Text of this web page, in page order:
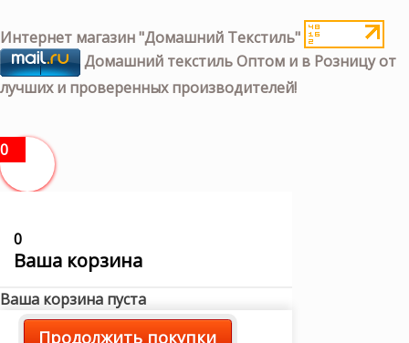
Интернет магазин "Домашний Текстиль"
Домашний текстиль Оптом и в Розницу от
лучших и проверенных производителей!
0
0
Ваша корзина
Ваша корзина пуста
Продолжить покупки